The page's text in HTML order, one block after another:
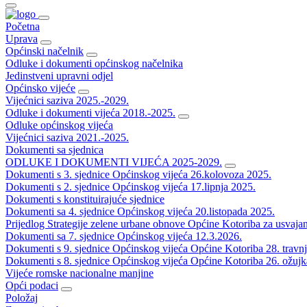
Početna
Uprava
Općinski načelnik
Odluke i dokumenti općinskog načelnika
Jedinstveni upravni odjel
Općinsko vijeće
Vijećnici saziva 2025.-2029.
Odluke i dokumenti vijeća 2018.-2025.
Odluke općinskog vijeća
Vijećnici saziva 2021.-2025.
Dokumenti sa sjednica
ODLUKE I DOKUMENTI VIJEĆA 2025-2029.
Dokumenti s 3. sjednice Općinskog vijeća 26.kolovoza 2025.
Dokumenti s 2. sjednice Općinskog vijeća 17.lipnja 2025.
Dokumenti s konstituirajuće sjednice
Dokumenti sa 4. sjednice Općinskog vijeća 20.listopada 2025.
Prijedlog Strategije zelene urbane obnove Općine Kotoriba za
Dokumenti sa 7. sjednice Općinskog vijeća 12.3.2026.
Dokumenti s 9. sjednice Općinskog vijeća Općine Kotoriba 28.
Dokumenti s 8. sjednice Općinskog vijeća Općine Kotoriba 26.
Vijeće romske nacionalne manjine
Opći podaci
Položaj